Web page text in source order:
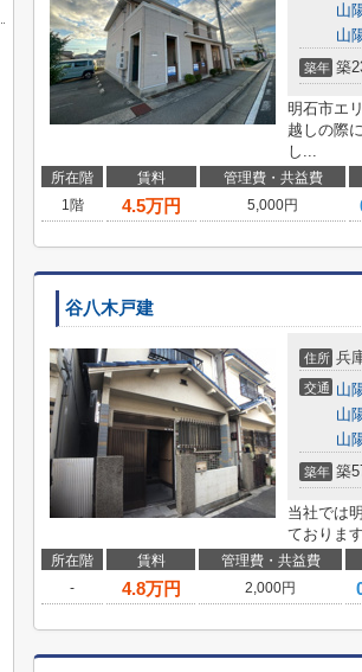
山
山
築年 築
明石市エ
越しの際
し...
所在階 賃料 管理費・共益費
1階
4.5万円 5,000円
谷八木戸建
住所 兵
交通 山
山
山
築年 築
当社では
ておりま
所在階 賃料 管理費・共益費
-
4.8万円 2,000円